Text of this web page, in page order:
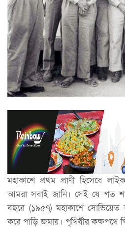
মহাকাশে প্রথম প্রাণী হিসেবে
আমরা সবাই জানি। সেই যে গত
বছরে (১৯৫৭) মহাকাশে সোভিয়েত
করে পাড়ি জমায়। পৃথিবীর কক্ষপথে